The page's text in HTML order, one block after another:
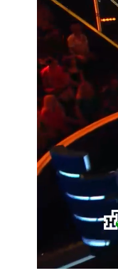
Загрузка:
8.28%